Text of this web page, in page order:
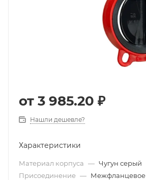
от 3 985.20 ₽
Нашли дешевле?
Характеристики
Материал корпуса — Чугун серый
Присоединение — Межфланцевое